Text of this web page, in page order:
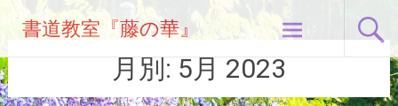
テ
ン
ツ
書道教室『藤の華』
月別: 5月 2023